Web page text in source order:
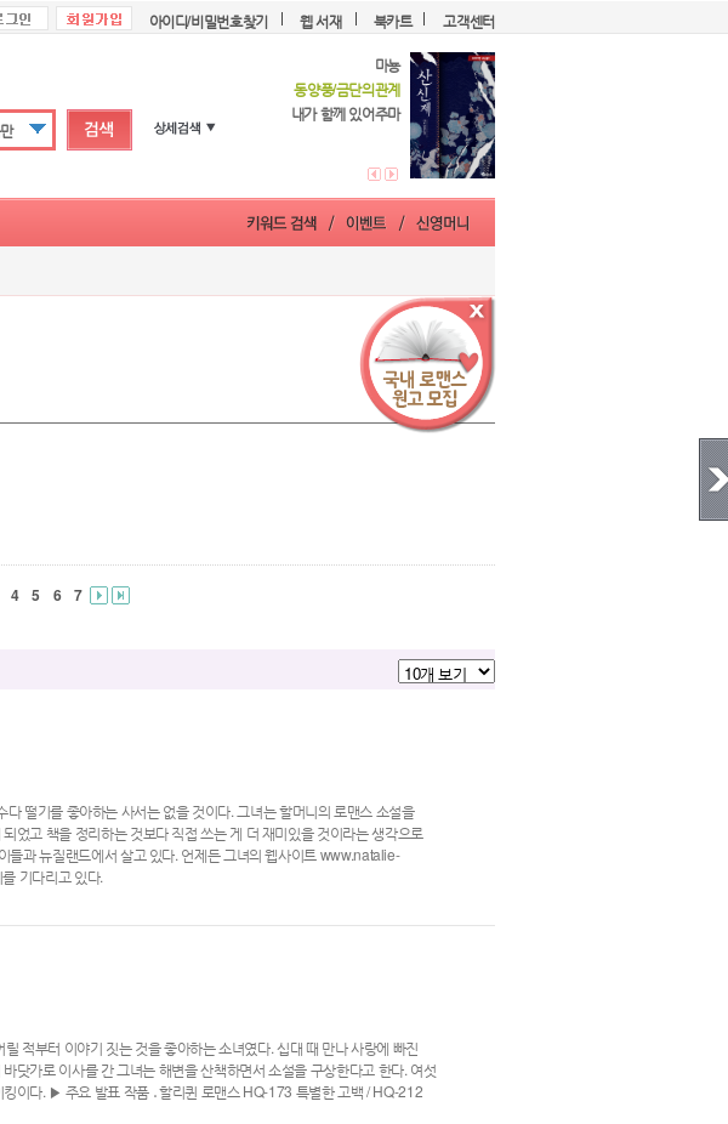
아이디/비밀번호찾기 웹 서재 북카트 고객센터
마뇽
동양풍/금단의관계
내가 함께 있어주마
4 5 6 7
떨기를 좋아하는 사서는 없을 것이다. 그녀는 할머니의 로맨스 소설을
었고 책을 정리하는 것보다 직접 쓰는 게 더 재미있을 것이라는 생각으로
들과 뉴질랜드에서 살고 있다. 언제든 그녀의 웹사이트 www.natalie-
기다리고 있다.
적부터 이야기 짓는 것을 좋아하는 소녀였다. 십대 때 만나 사랑에 빠진
닷가로 이사를 간 그녀는 해변을 산책하면서 소설을 구상한다고 한다. 여섯
이다. ▶ 주요 발표 작품 ․할리퀸 로맨스 HQ-173 특별한 고백 / HQ-212